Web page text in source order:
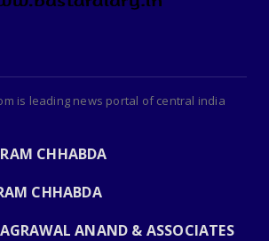
is leading news portal of central india
CHHABDA
CHHABDA
ANAND & ASSOCIATES